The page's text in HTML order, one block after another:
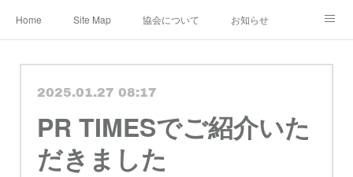
Home Site Map 協会について お知らせ
ショップ&ギャラリー Instagram
教室 認定講師 ブログ 規約
2025.01.27 08:17
PR TIMESでご紹介いた
だきました